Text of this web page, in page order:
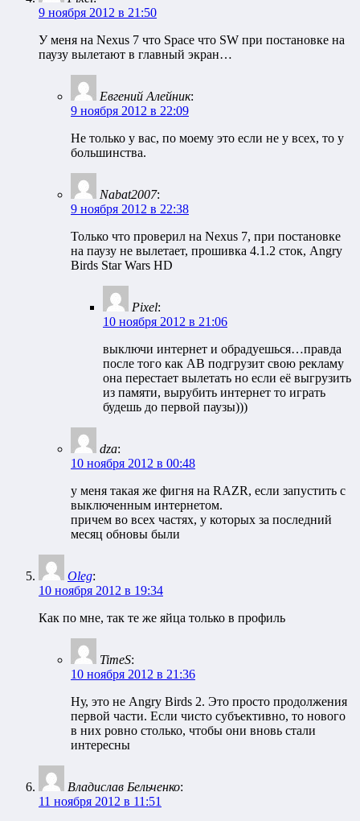
9 ноября 2012 в 21:50
У меня на Nexus 7 что Space что SW при постановке на
паузу вылетают в главный экран…
Евгений Алейник:
9 ноября 2012 в 22:09
Не только у вас, по моему это если не у всех, то у
большинства.
Nabat2007:
9 ноября 2012 в 22:38
Только что проверил на Nexus 7, при постановке
на паузу не вылетает, прошивка 4.1.2 сток, Angry
Birds Star Wars HD
Pixel:
10 ноября 2012 в 21:06
выключи интернет и обрадуешься…правда
после того как AB подгрузит свою рекламу
она перестает вылетать но если её выгрузить
из памяти, вырубить интернет то играть
будешь до первой паузы)))
dza:
10 ноября 2012 в 00:48
у меня такая же фигня на RAZR, если запустить с
выключенным интернетом.
причем во всех частях, у которых за последний
месяц обновы были
Oleg:
10 ноября 2012 в 19:34
Как по мне, так те же яйца только в профиль
TimeS:
10 ноября 2012 в 21:36
Ну, это не Angry Birds 2. Это просто продолжения
первой части. Если чисто субъективно, то нового
в них ровно столько, чтобы они вновь стали
интересны
Владислав Бельченко:
11 ноября 2012 в 11:51